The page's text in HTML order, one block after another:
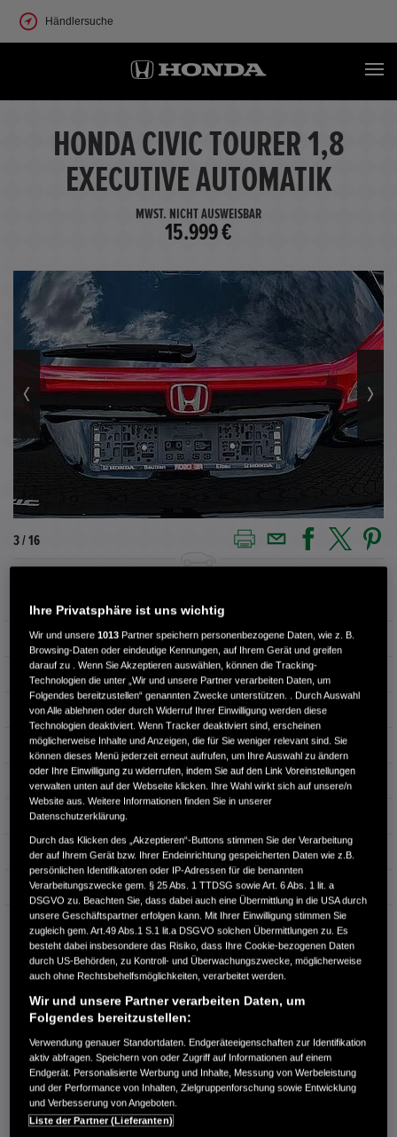
Händlersuche
HONDA CIVIC TOURER 1,8
EXECUTIVE AUTOMATIK
MWST. NICHT AUSWEISBAR
15.999 €
4 / 16
Außenfarbe CRYSTAL BLACK
Kilometerstand 82.300 km
Kraftstoffart Benzin
Getriebe Automatik
Türen 4
Leistung 104 kW / 141 PS
Hubraum
Erstzulassung 10.2014
Bauart Kombi
AUTOHAUS ROSCHER BAUTZEN GMBH
Neusalzaer Straße 63
02625 Bautzen
RUFEN SIE UNS AN:
0359131310
Route planen
Händlerbestand anzeigen
Dealer Website anzeigen
Händler kontaktieren
Ihre Privatsphäre ist uns wichtig
Wir und unsere1013 Partner speichern personenbezogene Daten, wie z. B.
Browsing-Daten oder eindeutige Kennungen, auf Ihrem Gerät und greifen
darauf zu . Wenn Sie Akzeptieren auswählen, können die Tracking-
Technologien die unter „Wir und unsere Partner verarbeiten Daten, um
Folgendes bereitzustellen“ genannten Zwecke unterstützen. . Durch Auswahl
von Alle ablehnen oder durch Widerruf Ihrer Einwilligung werden diese
Technologien deaktiviert. Wenn Tracker deaktiviert sind, erscheinen
möglicherweise Inhalte und Anzeigen, die für Sie weniger relevant sind. Sie
können dieses Menü jederzeit erneut aufrufen, um Ihre Auswahl zu ändern
oder Ihre Einwilligung zu widerrufen, indem Sie auf den Link Voreinstellungen
verwalten unten auf der Webseite klicken. Ihre Wahl wirkt sich auf unsere/n
Website aus. Weitere Informationen finden Sie in unserer
Datenschutzerklärung.
Durch das Klicken des „Akzeptieren“-Buttons stimmen Sie der Verarbeitung
der auf Ihrem Gerät bzw. Ihrer Endeinrichtung gespeicherten Daten wie z.B.
persönlichen Identifikatoren oder IP-Adressen für die benannten
Verarbeitungszwecke gem. § 25 Abs. 1 TTDSG sowie Art. 6 Abs. 1 lit. a
DSGVO zu. Beachten Sie, dass dabei auch eine Übermittlung in die USA durch
unsere Geschäftspartner erfolgen kann. Mit Ihrer Einwilligung stimmen Sie
zugleich gem. Art.49 Abs.1 S.1 lit.a DSGVO solchen Übermittlungen zu. Es
besteht dabei insbesondere das Risiko, dass Ihre Cookie-bezogenen Daten
durch US-Behörden, zu Kontroll- und Überwachungszwecke, möglicherweise
auch ohne Rechtsbehelfsmöglichkeiten, verarbeitet werden.
Wir und unsere Partner verarbeiten Daten, um
Folgendes bereitzustellen:
Verwendung genauer Standortdaten. Endgeräteeigenschaften zur Identifikation
aktiv abfragen. Speichern von oder Zugriff auf Informationen auf einem
Endgerät. Personalisierte Werbung und Inhalte, Messung von Werbeleistung
und der Performance von Inhalten, Zielgruppenforschung sowie Entwicklung
und Verbesserung von Angeboten.
Liste der Partner (Lieferanten)